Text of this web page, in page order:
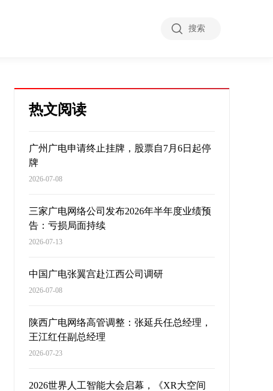
搜索
热文阅读
广州广电申请终止挂牌，股票自7月6日起停
牌
2026-07-08
三家广电网络公司发布2026年半年度业绩预
告：亏损局面持续
2026-07-13
中国广电张翼宫赴江西公司调研
2026-07-08
陕西广电网络高管调整：张延兵任总经理，
王江红任副总经理
2026-07-23
2026世界人工智能大会启幕，《XR大空间